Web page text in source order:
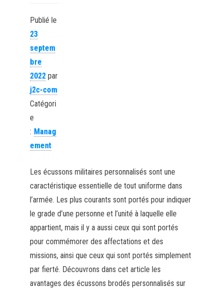
Publié le
23
septem
bre
2022par
j2c-com
Catégori
e
: Manag
ement
Les écussons militaires personnalisés sont une
caractéristique essentielle de tout uniforme dans
l’armée. Les plus courants sont portés pour indiquer
le grade d’une personne et l’unité à laquelle elle
appartient, mais il y a aussi ceux qui sont portés
pour commémorer des affectations et des
missions, ainsi que ceux qui sont portés simplement
par fierté. Découvrons dans cet article les
avantages des écussons brodés personnalisés sur